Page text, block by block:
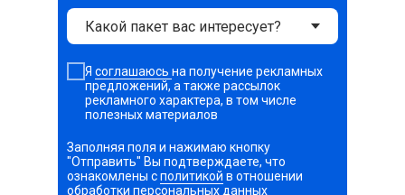
Я соглашаюсь на получение рекламных
предложений, а также рассылок
рекламного характера, в том числе
полезных материалов
Заполняя поля и нажимаю кнопку
"Отправить" Вы подтверждаете, что
ознакомлены сполитикой в отношении
обработки персональных данных